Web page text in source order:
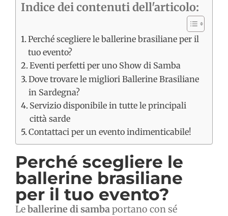
Indice dei contenuti dell'articolo:
Perché scegliere le ballerine brasiliane per il
tuo evento?
Eventi perfetti per uno Show di Samba
Dove trovare le migliori Ballerine Brasiliane
in Sardegna?
Servizio disponibile in tutte le principali
città sarde
Contattaci per un evento indimenticabile!
Perché scegliere le
ballerine brasiliane
per il tuo evento?
Leballerine di sambaportano con sé